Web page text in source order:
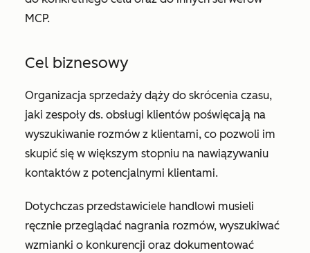
MCP.
Cel biznesowy
Organizacja sprzedaży dąży do skrócenia czasu,
jaki zespoły ds. obsługi klientów poświęcają na
wyszukiwanie rozmów z klientami, co pozwoli im
skupić się w większym stopniu na nawiązywaniu
kontaktów z potencjalnymi klientami.
Dotychczas przedstawiciele handlowi musieli
ręcznie przeglądać nagrania rozmów, wyszukiwać
wzmianki o konkurencji oraz dokumentować